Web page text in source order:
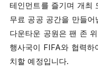
테인먼트를 즐기며 개최
무료 공공 공간을 만들
다운타운 공원은 팬 존
행사국이 FIFA와 협력
치할 예정입니다.